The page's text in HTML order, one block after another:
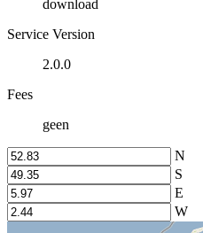
download
Service Version
2.0.0
Fees
geen
N
S
E
W